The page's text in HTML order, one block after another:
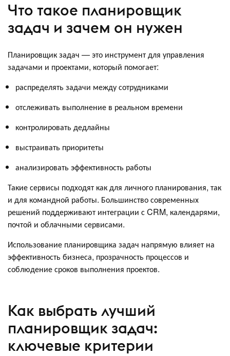
Что такое планировщик
задач и зачем он нужен
Планировщик задач — это инструмент для управления
задачами и проектами, который помогает:
распределять задачи между сотрудниками
отслеживать выполнение в реальном времени
контролировать дедлайны
выстраивать приоритеты
анализировать эффективность работы
Такие сервисы подходят как для личного планирования, так
и для командной работы. Большинство современных
решений поддерживают интеграции с CRM, календарями,
почтой и облачными сервисами.
Использование планировщика задач напрямую влияет на
эффективность бизнеса, прозрачность процессов и
соблюдение сроков выполнения проектов.
Как выбрать лучший
планировщик задач:
ключевые критерии